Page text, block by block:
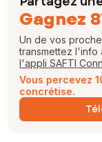
Gagnez
Un de vos
transmettez l'info
l'appli SAFTI
Vous percevez
concrétise.